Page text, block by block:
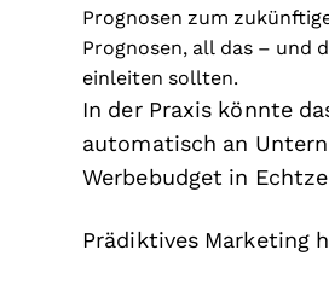
Prognosen zum
Prognosen, all das – und
einleiten sollten.
In der Praxis könnte
automatisch an
Werbebudget in
Prädiktives Marketing